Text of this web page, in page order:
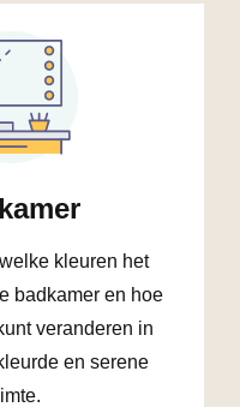
kleuren het
badkamer en hoe
veranderen in
en serene